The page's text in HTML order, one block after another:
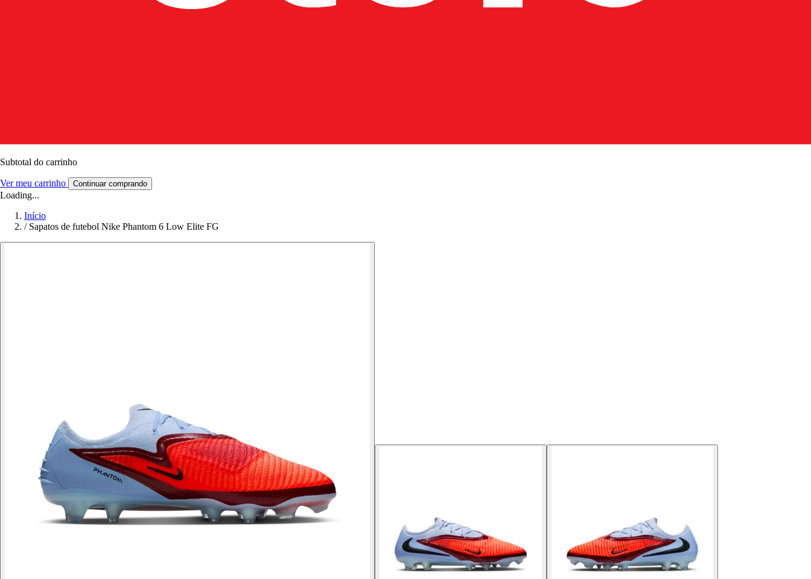
Subtotal do carrinho
Ver meu carrinho Continuar comprando
Loading...
Início
/ Sapatos de futebol Nike Phantom 6 Low Elite FG